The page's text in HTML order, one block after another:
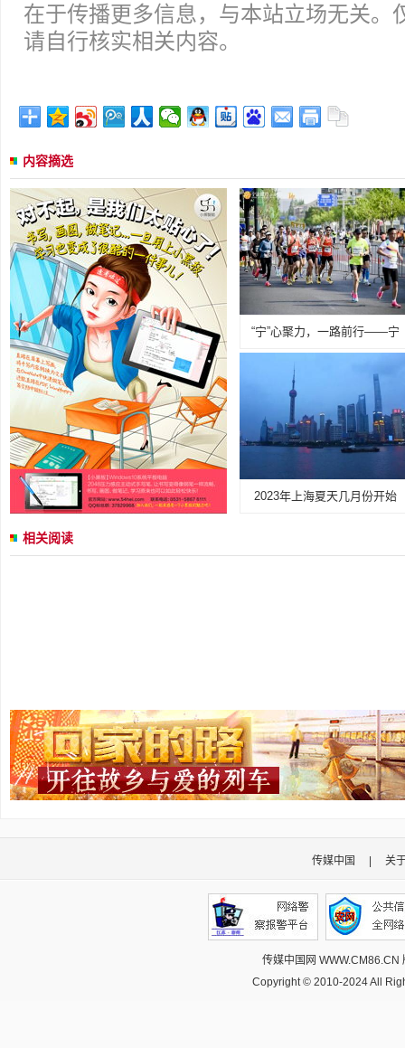
在于传播更多信息，与本站立场无关。
请自行核实相关内容。
内容摘选
“宁”心聚力，一路前行——宁
2023年上海夏天几月份开始
相关阅读
传媒中国 关
传媒中国网
Copyright © 2010-2024 All